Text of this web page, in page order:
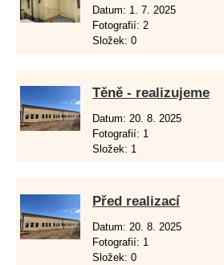
Datum: 1. 7. 2025
Fotografií: 2
Složek: 0
Těně - realizujeme
Datum: 20. 8. 2025
Fotografií: 1
Složek: 1
Před realizací
Datum: 20. 8. 2025
Fotografií: 1
Složek: 0